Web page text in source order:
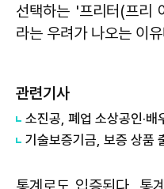
선택하는 '프리터(프리
라는 우려가 나오는 이
관련기사
기술보증기금, 보증 상품